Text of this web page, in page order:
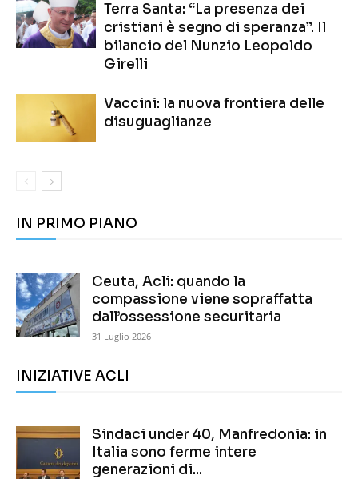
Terra Santa: “La presenza dei
cristiani è segno di speranza”. Il
bilancio del Nunzio Leopoldo
Girelli
Vaccini: la nuova frontiera delle
disuguaglianze
IN PRIMO PIANO
Ceuta, Acli: quando la
compassione viene sopraffatta
dall’ossessione securitaria
31 Luglio 2026
INIZIATIVE ACLI
Sindaci under 40, Manfredonia: in
Italia sono ferme intere
generazioni di...